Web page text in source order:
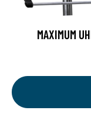
MAXIMUM